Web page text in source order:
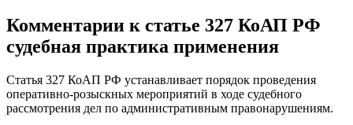
Комментарии к статье 327 КоАП РФ
судебная практика применения
Статья 327 КоАП РФ устанавливает порядок проведения
оперативно-розыскных мероприятий в ходе судебного
рассмотрения дел по административным правонарушениям.